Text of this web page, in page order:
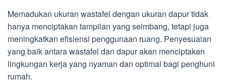
Memadukan ukuran wastafel dengan ukuran dapur tidak
hanya menciptakan tampilan yang seimbang, tetapi juga
meningkatkan efisiensi penggunaan ruang. Penyesuaian
yang baik antara wastafel dan dapur akan menciptakan
lingkungan kerja yang nyaman dan optimal bagi penghuni
rumah.